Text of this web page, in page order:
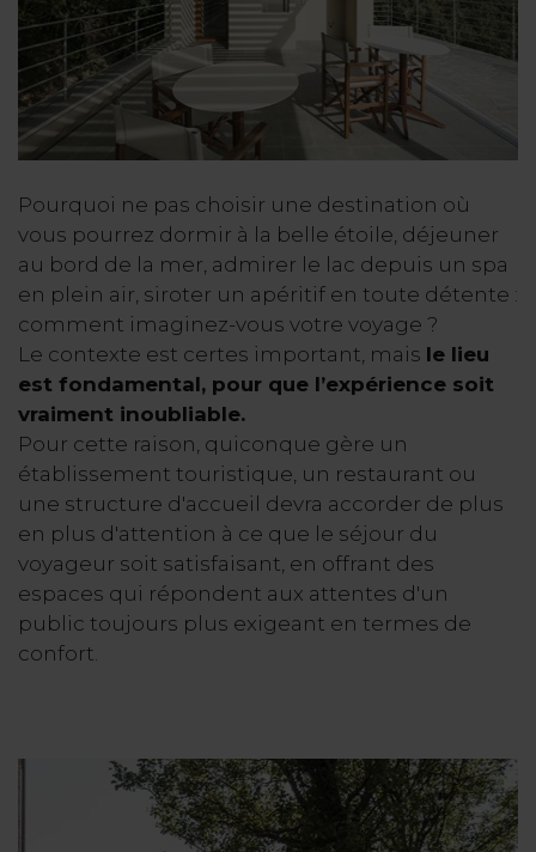
Pourquoi ne pas choisir une destination où
vous pourrez dormir à la belle étoile, déjeuner
au bord de la mer, admirer le lac depuis un spa
en plein air, siroter un apéritif en toute détente :
comment imaginez-vous votre voyage ?
Le contexte est certes important, mais le lieu
est fondamental, pour que l’expérience soit
vraiment inoubliable.
Pour cette raison, quiconque gère un
établissement touristique, un restaurant ou
une structure d'accueil devra accorder de plus
en plus d'attention à ce que le séjour du
voyageur soit satisfaisant, en offrant des
espaces qui répondent aux attentes d'un
public toujours plus exigeant en termes de
confort.